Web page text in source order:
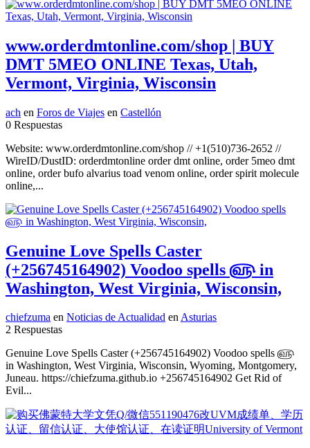
www.orderdmtonline.com/shop | BUY
DMT 5MEO ONLINE Texas, Utah,
Vermont, Virginia, Wisconsin
ach en Foros de Viajes en Castellón
0 Respuestas
Website: www.orderdmtonline.com/shop // +1(510)736-2652 //
WireID/DustID: orderdmtonline order dmt online, order 5meo dmt
online, order bufo alvarius toad venom online, order spirit molecule
online,...
Genuine Love Spells Caster
(+256745164902) Voodoo spells ௵ in
Washington, West Virginia, Wisconsin,
chiefzuma en Noticias de Actualidad enAsturias
2 Respuestas
Genuine Love Spells Caster (+256745164902) Voodoo spells ௵
in Washington, West Virginia, Wisconsin, Wyoming, Montgomery,
Juneau. https://chiefzuma.github.io +256745164902 Get Rid of
Evil...